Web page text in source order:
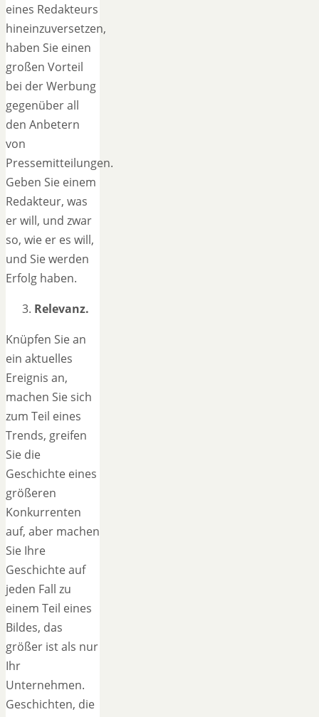
eines Redakteurs
hineinzuversetzen,
haben Sie einen
großen Vorteil
bei der Werbung
gegenüber all
den Anbetern
von
Pressemitteilungen.
Geben Sie einem
Redakteur, was
er will, und zwar
so, wie er es will,
und Sie werden
Erfolg haben.
Relevanz.
Knüpfen Sie an
ein aktuelles
Ereignis an,
machen Sie sich
zum Teil eines
Trends, greifen
Sie die
Geschichte eines
größeren
Konkurrenten
auf, aber machen
Sie Ihre
Geschichte auf
jeden Fall zu
einem Teil eines
Bildes, das
größer ist als nur
Ihr
Unternehmen.
Geschichten, die